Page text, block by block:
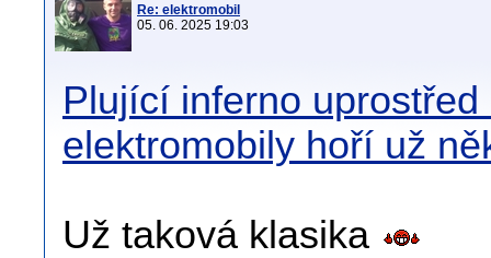
Re: elektromobil
05. 06. 2025 19:03
Plující inferno
elektromobily hoří už
Už taková klasika